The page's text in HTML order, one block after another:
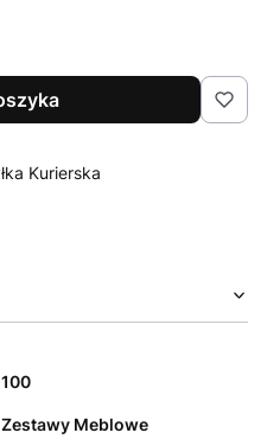
Kurierska
100
Zestawy Meblowe